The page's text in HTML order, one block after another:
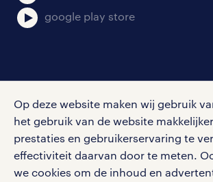
Op deze website maken wij gebruik
het gebruik van de website
prestaties en gebruikerservaring te
effectiviteit daarvan door te meten.
we cookies om de inhoud en
google play store
Volg ons voor de leukste content
vacatures, solliciteren en inspiratie.